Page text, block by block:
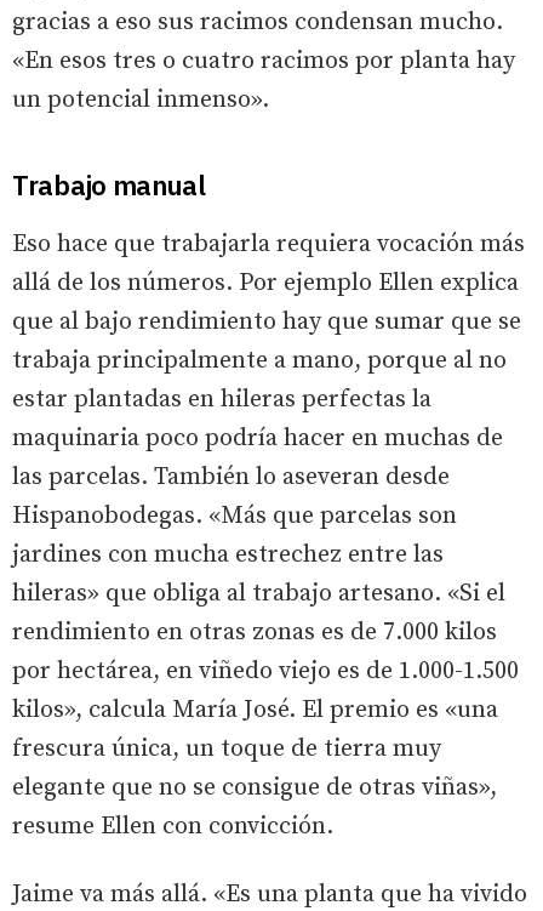
gracias a eso sus racimos condensan mucho.
«En esos tres o cuatro racimos por planta hay
un potencial inmenso».
Trabajo manual
Eso hace que trabajarla requiera vocación más
allá de los números. Por ejemplo Ellen explica
que al bajo rendimiento hay que sumar que se
trabaja principalmente a mano, porque al no
estar plantadas en hileras perfectas la
maquinaria poco podría hacer en muchas de
las parcelas. También lo aseveran desde
Hispanobodegas. «Más que parcelas son
jardines con mucha estrechez entre las
hileras» que obliga al trabajo artesano. «Si el
rendimiento en otras zonas es de 7.000 kilos
por hectárea, en viñedo viejo es de 1.000-1.500
kilos», calcula María José. El premio es «una
frescura única, un toque de tierra muy
elegante que no se consigue de otras viñas»,
resume Ellen con convicción.
Jaime va más allá. «Es una planta que ha vivido